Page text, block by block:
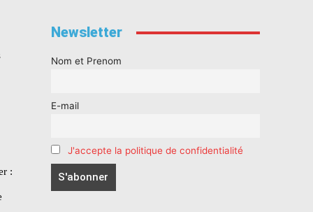
:
Newsletter
Nom et Prenom
E-mail
J'accepte la politique de confidentialité